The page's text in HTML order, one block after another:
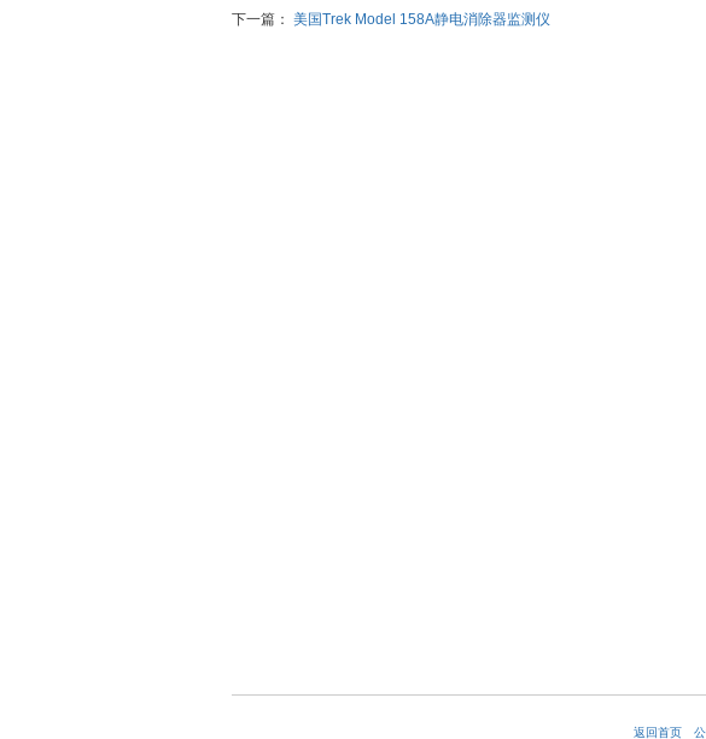
下一篇： 美国Trek Model 158A静电消除器监测仪
返回首页